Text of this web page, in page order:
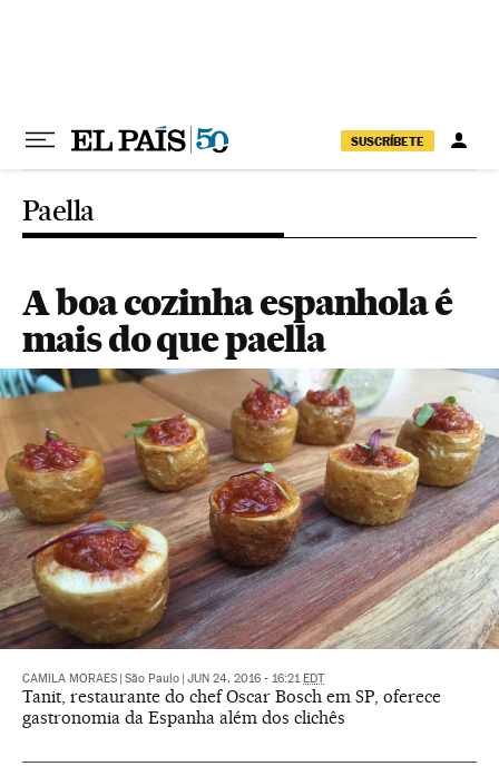
SUSCRÍBETE
Paella
A boa cozinha espanhola é
mais do que paella
CAMILA MORAES São Paulo JUN 24, 2016 - 16:21 EDT
Tanit, restaurante do chef Oscar Bosch em SP, oferece
gastronomia da Espanha além dos clichês